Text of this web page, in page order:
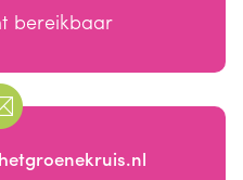
bereikbaar